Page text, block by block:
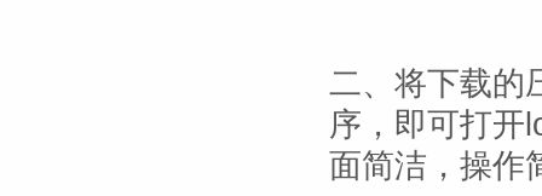
二、将下载的
序，即可打开
面简洁，操作